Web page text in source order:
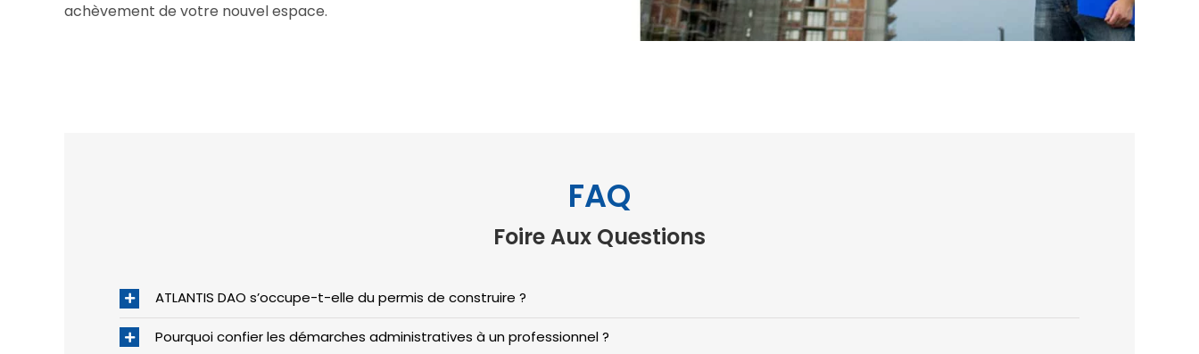
achèvement de votre nouvel espace.
FAQ
Foire Aux Questions
ATLANTIS DAO s’occupe-t-elle du permis de construire ?
Pourquoi confier les démarches administratives à un professionnel ?